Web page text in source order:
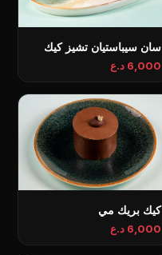
سان سيباستيان تشيز كيك
6,000 د.ع
كيك بريك مي
6,000 د.ع